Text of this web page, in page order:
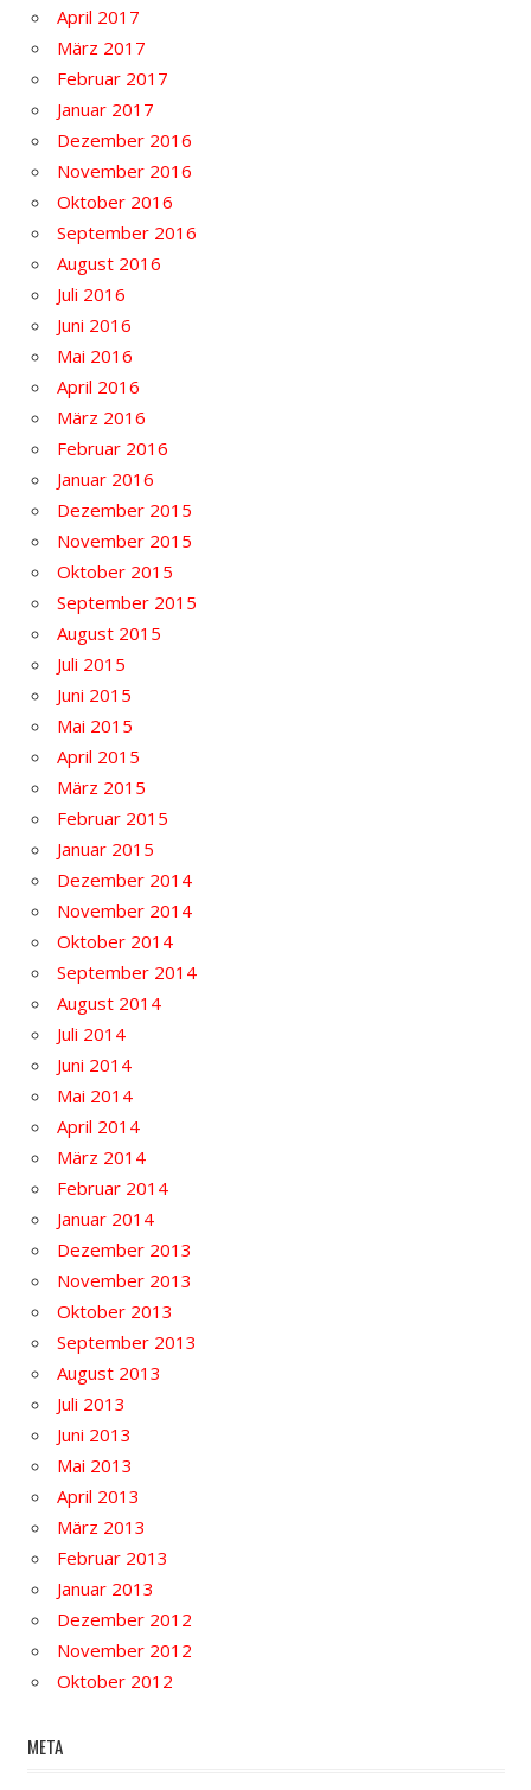
April 2017
März 2017
Februar 2017
Januar 2017
Dezember 2016
November 2016
Oktober 2016
September 2016
August 2016
Juli 2016
Juni 2016
Mai 2016
April 2016
März 2016
Februar 2016
Januar 2016
Dezember 2015
November 2015
Oktober 2015
September 2015
August 2015
Juli 2015
Juni 2015
Mai 2015
April 2015
März 2015
Februar 2015
Januar 2015
Dezember 2014
November 2014
Oktober 2014
September 2014
August 2014
Juli 2014
Juni 2014
Mai 2014
April 2014
März 2014
Februar 2014
Januar 2014
Dezember 2013
November 2013
Oktober 2013
September 2013
August 2013
Juli 2013
Juni 2013
Mai 2013
April 2013
März 2013
Februar 2013
Januar 2013
Dezember 2012
November 2012
Oktober 2012
META